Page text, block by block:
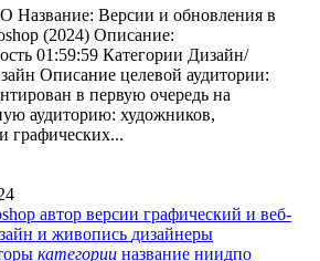
Версии и обновления в
(2024) Описание:
01:59:59 Категории Дизайн/
Описание целевой аудитории:
в первую очередь на
аудиторию: художников,
графических...
автор версии графический и веб-
и живопись дизайнеры
категории название ниидпо